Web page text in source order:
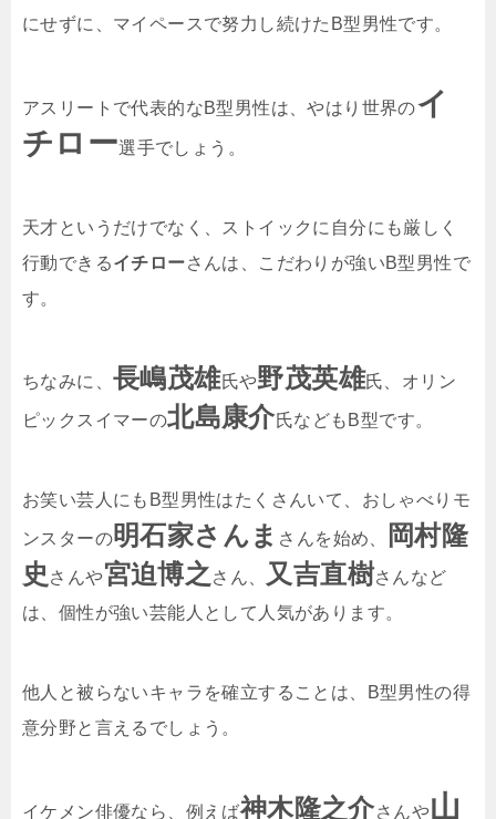
にせずに、マイペースで努力し続けたB型男性です。
アスリートで代表的なB型男性は、やはり世界のイ
チロー選手でしょう。
天才というだけでなく、ストイックに自分にも厳しく
行動できるイチローさんは、こだわりが強いB型男性で
す。
ちなみに、 長嶋茂雄氏や野茂英雄氏、オリン
ピックスイマーの北島康介氏などもB型です。
お笑い芸人にもB型男性はたくさんいて、おしゃべりモ
ンスターの明石家さんま さんを始め、
岡村隆
史 さんや宮迫博之 さん、 又吉直樹さんなど
は、個性が強い芸能人として人気があります。
他人と被らないキャラを確立することは、B型男性の得
意分野と言えるでしょう。
イケメン俳優なら、例えば神木隆之介さんや山